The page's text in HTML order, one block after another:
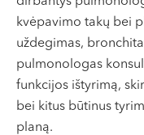
VII --
Klaipėda
Dragūnų g. 2
Darbo laikas:
I-V 08:00 - 20:00
VI, VII --
kvėpavimo takų bei
uždegimas,
pulmonologas
funkcijos ištyrimą,
bei kitus būtinus
planą.